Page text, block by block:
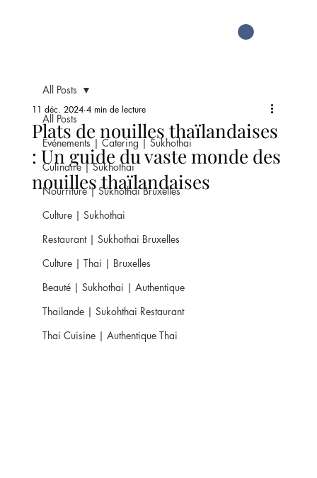
All Posts
Evénements | Catering | Sukhothai
Culinaire | Sukhothai
Nourriture | Sukhothai Bruxelles
Culture | Sukhothai
Restaurant | Sukhothai Bruxelles
Culture | Thai | Bruxelles
Beauté | Sukhothai | Authentique
Thailande | Sukohthai Restaurant
Thai Cuisine | Authentique Thai
All Posts
Plats de nouilles thaïlandaises
: Un guide du vaste monde des
nouilles thaïlandaises
11 déc. 2024 4 min de lecture